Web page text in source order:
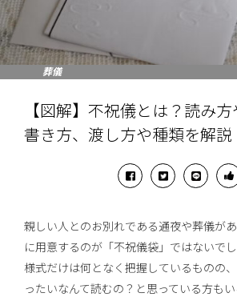
葬儀
【図解】不祝儀とは？読み
書き方、渡し方や種類を解説
親しい人とのお別れである通夜や葬儀が
に用意するのが「不祝儀袋」ではないでし
様式だけは何となく把握しているものの
ったいなんて読むの？と思っている方もい